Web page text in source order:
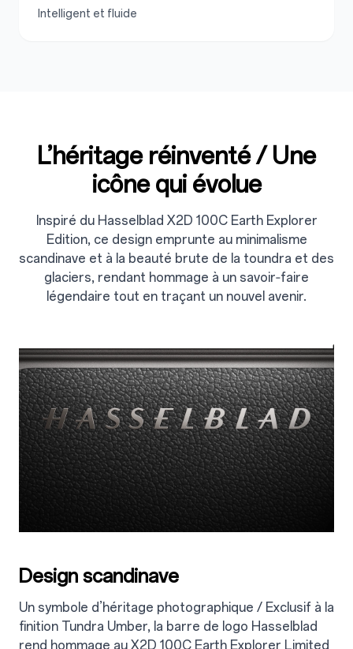
Intelligent et fluide
L’héritage réinventé / Une
icône qui évolue
Inspiré du Hasselblad X2D 100C Earth Explorer
Edition, ce design emprunte au minimalisme
scandinave et à la beauté brute de la toundra et des
glaciers, rendant hommage à un savoir‑faire
légendaire tout en traçant un nouvel avenir.
Design scandinave
Un symbole d’héritage photographique / Exclusif à la
finition Tundra Umber, la barre de logo Hasselblad
rend hommage au X2D 100C Earth Explorer Limited